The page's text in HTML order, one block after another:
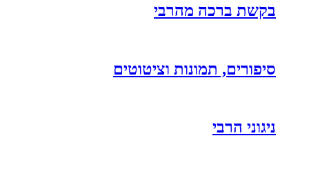
בקשת ברכה מהרבי
סיפורים, תמונות וציטוטים
ניגוני הרבי